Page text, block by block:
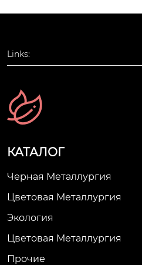
Links:
КАТАЛОГ
Черная Металлургия
Цветовая Металлургия
Экология
Цветовая Металлургия
Прочие